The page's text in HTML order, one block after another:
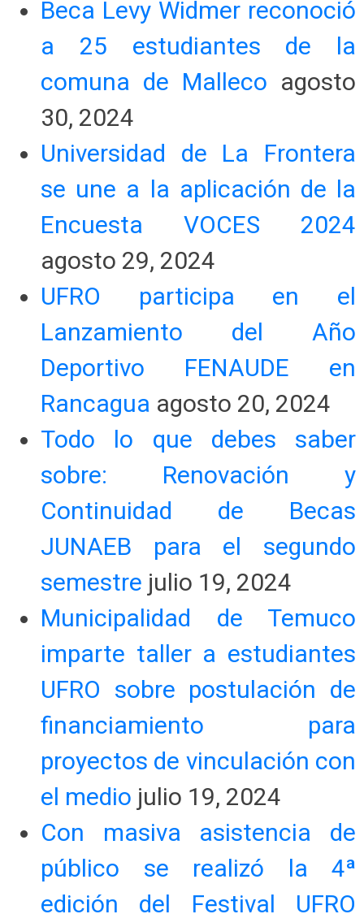
Beca Levy Widmer reconoció
a 25 estudiantes de la
comuna de Malleco agosto
30, 2024
Universidad de La Frontera
se une a la aplicación de la
Encuesta VOCES 2024
agosto 29, 2024
UFRO participa en el
Lanzamiento del Año
Deportivo FENAUDE en
Rancagua agosto 20, 2024
Todo lo que debes saber
sobre: Renovación y
Continuidad de Becas
JUNAEB para el segundo
semestre julio 19, 2024
Municipalidad de Temuco
imparte taller a estudiantes
UFRO sobre postulación de
financiamiento para
proyectos de vinculación con
el medio julio 19, 2024
Con masiva asistencia de
público se realizó la 4ª
edición del Festival UFRO